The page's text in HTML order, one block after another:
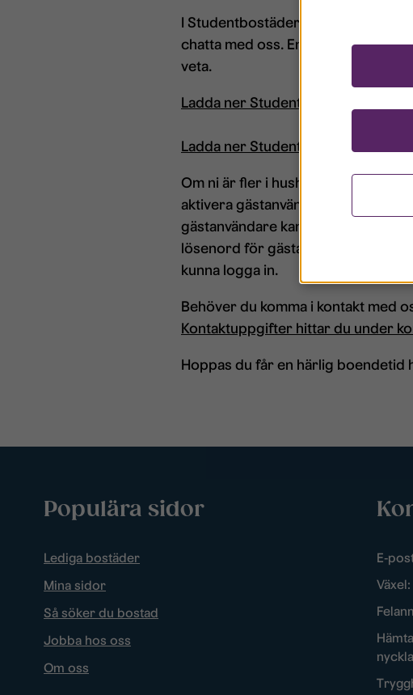
I Studentbostäders boendeapp
chatta med oss. Enkelt och
veta.
Ladda ner Studentbostäders
Ladda ner Studentbostäders
Om ni är fler i hushållet som vill
aktivera gästanvändare.
gästanvändare kan man göra
lösenord för gästanvändarna samt
kunna logga in.
Behöver du komma i kontakt med
Kontaktuppgifter hittar du under
Hoppas du får en härlig boendetid
Populära sidor
Lediga bostäder
Mina sidor
Så söker du bostad
Jobba hos oss
Om oss
E-
Växel: